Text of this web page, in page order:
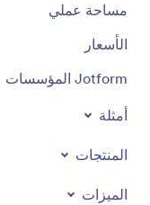
مساحة عملي
الأسعار
Jotform المؤسسات
أمثلة
المنتجات
الميزات